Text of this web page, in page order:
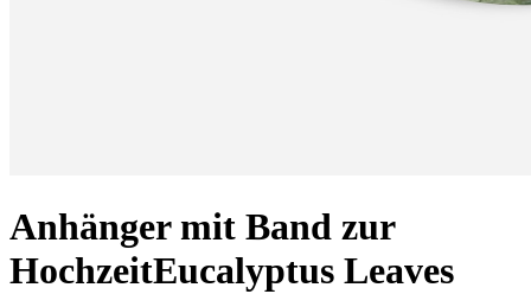
Anhänger mit Band zur
HochzeitEucalyptus Leaves